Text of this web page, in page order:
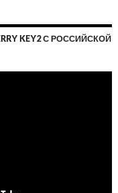
KEY2 С РОССИЙСКОЙ